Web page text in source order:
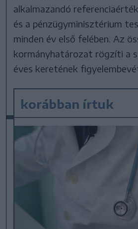
alkalmazandó
és a pénzügyminisztérium
minden év első felében. Az
kormányhatározat rögzíti a
éves keretének
korábban írtuk